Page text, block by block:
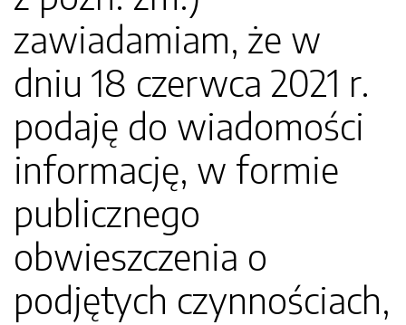
zawiadamiam, że w
dniu 18 czerwca 2021 r.
podaję do wiadomości
informację, w formie
publicznego
obwieszczenia o
podjętych czynnościach,